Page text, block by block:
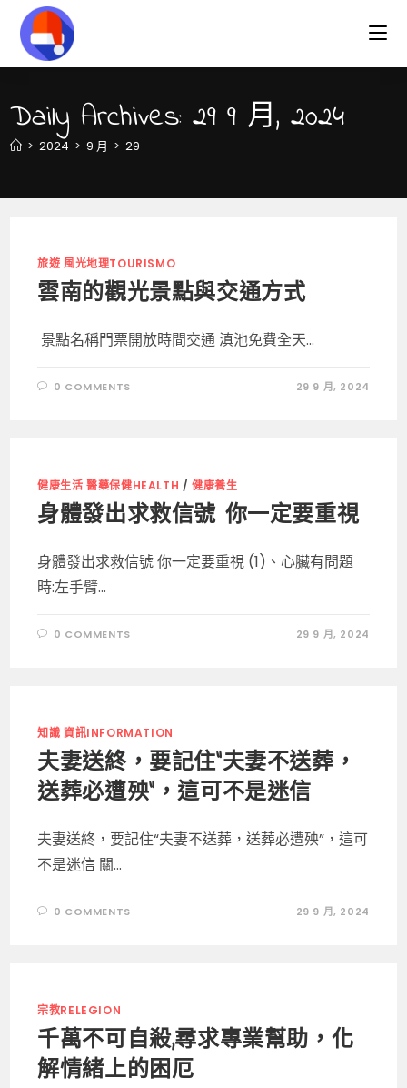
content
Daily Archives: 29 9 月, 2024
> 2024 > 9 月 > 29
旅遊 風光地理TOURISMO
雲南的觀光景點與交通方式
景點名稱門票開放時間交通 滇池免費全天...
0 COMMENTS 29 9 月, 2024
健康生活 醫藥保健HEALTH /健康養生
身體發出求救信號 你一定要重視
身體發出求救信號 你一定要重視 (1)、心臟有問題
時:左手臂...
0 COMMENTS 29 9 月, 2024
知識 資訊INFORMATION
夫妻送終，要記住“夫妻不送葬，
送葬必遭殃”，這可不是迷信
夫妻送終，要記住“夫妻不送葬，送葬必遭殃”，這可
不是迷信 關...
0 COMMENTS 29 9 月, 2024
宗教RELEGION
千萬不可自殺,尋求專業幫助，化
解情緒上的困厄